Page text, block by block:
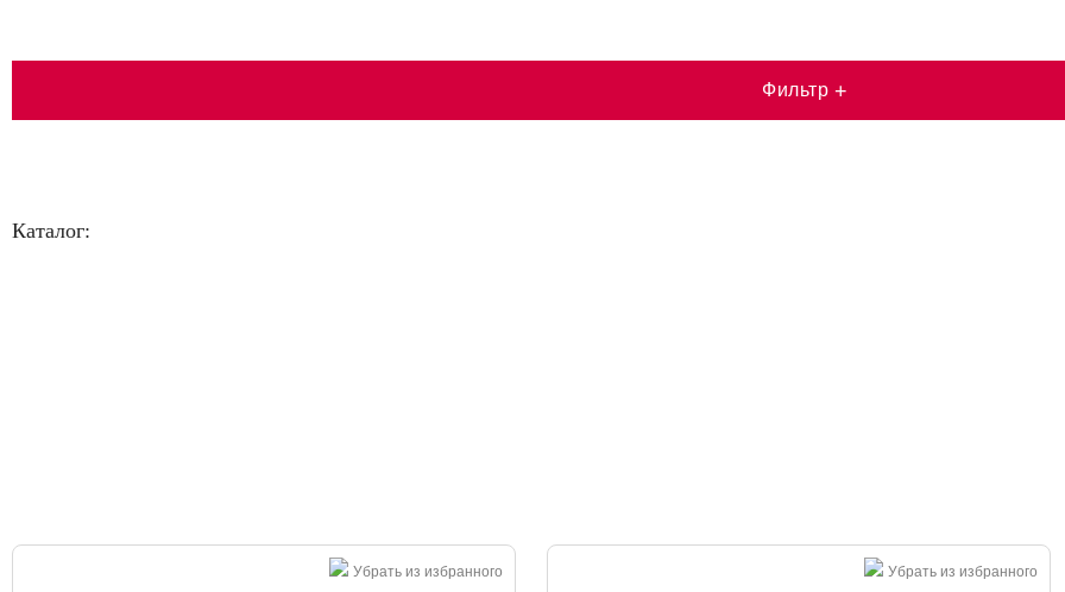
Фильтр +
Каталог:
Убрать из избранного Убрать из избранного